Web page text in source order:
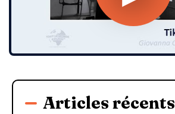
Articles récents